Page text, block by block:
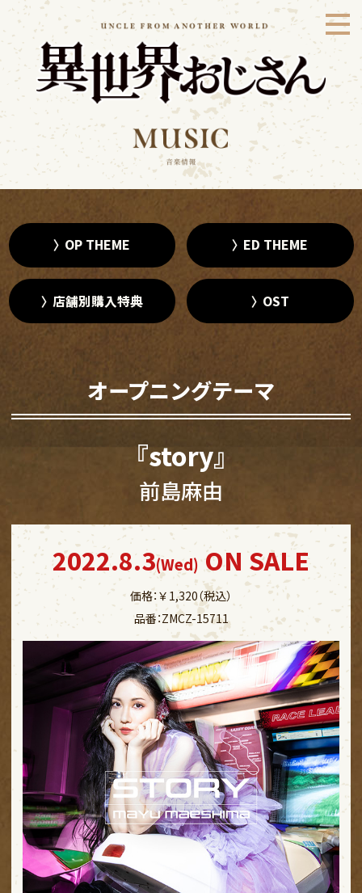
OP THEME ED THEME
店舗別購入特典 OST
オープニングテーマ
『story』
前島麻由
2022.8.3(Wed)ON SALE
価格：￥1,320（税込）
品番：ZMCZ-15711